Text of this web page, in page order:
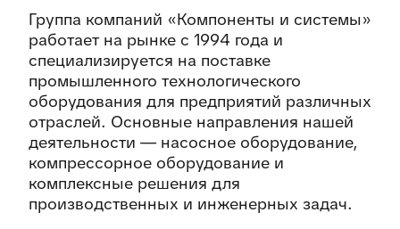
Группа компаний «Компоненты и системы»
работает на рынке с 1994 года и
специализируется на поставке
промышленного технологического
оборудования для предприятий различных
отраслей. Основные направления нашей
деятельности — насосное оборудование,
компрессорное оборудование и
комплексные решения для
производственных и инженерных задач.